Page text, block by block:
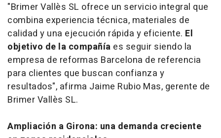
"Brimer Vallès SL ofrece un servicio integral que
combina experiencia técnica, materiales de
calidad y una ejecución rápida y eficiente. El
objetivo de la compañía es seguir siendo la
empresa de reformas Barcelona de referencia
para clientes que buscan confianza y
resultados", afirma Jaime Rubio Mas, gerente de
Brimer Vallès SL.
Ampliación a Girona: una demanda creciente